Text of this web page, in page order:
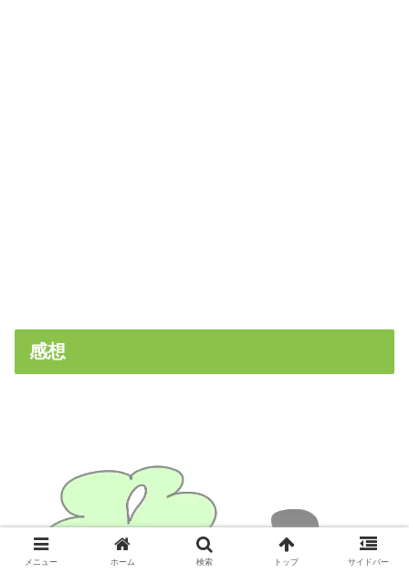
感想
メニュー ホーム 検索 トップ サイドバー